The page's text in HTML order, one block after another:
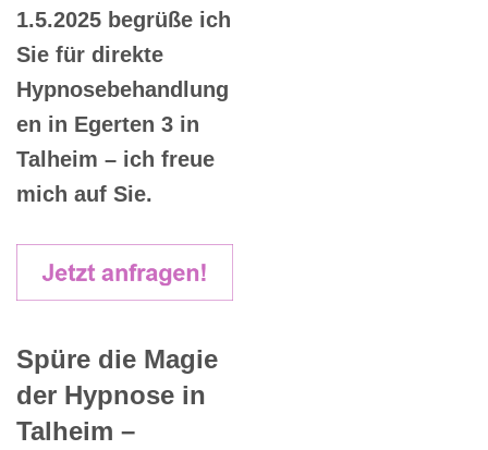
1.5.2025 begrüße ich
Sie für direkte
Hypnosebehandlung
en in Egerten 3 in
Talheim – ich freue
mich auf Sie.
Spüre die Magie
der Hypnose in
Talheim –